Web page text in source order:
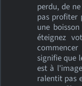
perdu, de
pas profiter
une
éteignez
signifie que
est à
ralentit pas